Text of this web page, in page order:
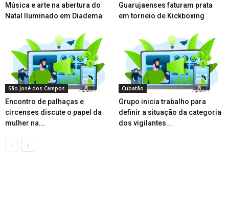
Música e arte na abertura do
Natal Iluminado em Diadema
Guarujaenses faturam prata
em torneio de Kickboxing
São José dos Campos
Encontro de palhaças e
circenses discute o papel da
mulher na...
Cubatão
Grupo inicia trabalho para
definir a situação da categoria
dos vigilantes...